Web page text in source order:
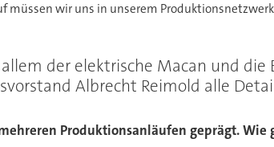
wir uns in unserem
der elektrische Macan und die
Albrecht Reimold alle
Produktionsanläufen geprägt. Wie